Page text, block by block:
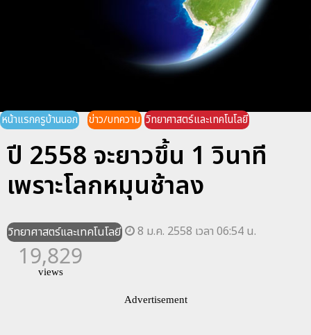
หน้าแรกครูบ้านนอก ข่าว/บทความ วิทยาศาสตร์และเทคโนโลยี
ปี 2558 จะยาวขึ้น 1 วินาที
เพราะโลกหมุนช้าลง
วิทยาศาสตร์และเทคโนโลยี 8 ม.ค. 2558 เวลา 06:54 น.
19,829
views
Advertisement